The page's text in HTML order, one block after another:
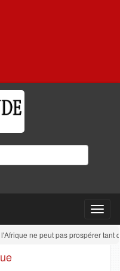
ne peut pas prospérer tant